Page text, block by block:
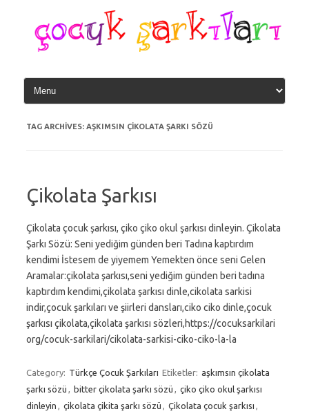
content
TAG ARCHIVES: AŞKIMSIN ÇIKOLATA ŞARKI SÖZÜ
Çikolata Şarkısı
Çikolata çocuk şarkısı, çiko çiko okul şarkısı dinleyin. Çikolata
Şarkı Sözü: Seni yediğim günden beri Tadına kaptırdım
kendimi İstesem de yiyemem Yemekten önce seni Gelen
Aramalar:çikolata şarkısı,seni yediğim günden beri tadına
kaptırdım kendimi,çikolata şarkısı dinle,cikolata sarkisi
indir,çocuk şarkıları ve şiirleri dansları,ciko ciko dinle,çocuk
şarkısı çikolata,çikolata şarkısı sözleri,https://cocuksarkilari
org/cocuk-sarkilari/cikolata-sarkisi-ciko-ciko-la-la
Category: Türkçe Çocuk Şarkıları Etiketler: aşkımsın çikolata
şarkı sözü
bitter çikolata şarkı sözü
çiko çiko okul şarkısı
dinleyin
çikolata çikita şarkı sözü Çikolata çocuk şarkısı